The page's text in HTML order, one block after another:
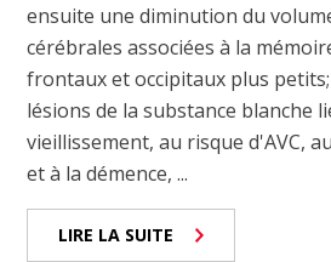
ensuite une diminution du
cérébrales associées à la
frontaux et occipitaux plus
lésions de la substance blanche
vieillissement, au risque d'AVC,
et à la démence, ...
LIRE LA SUITE